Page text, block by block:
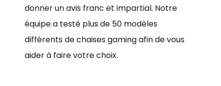
donner un avis franc et impartial. Notre
équipe a testé plus de 50 modèles
différents de chaises gaming afin de vous
aider à faire votre choix.